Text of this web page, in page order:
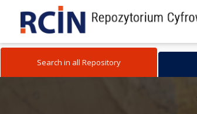
Search in all Repository